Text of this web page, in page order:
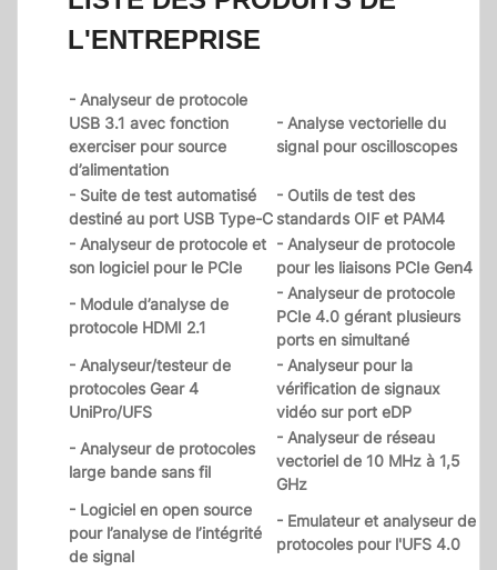
L'ENTREPRISE
- Analyseur de protocole
USB 3.1 avec fonction
exerciser pour source
d’alimentation
- Analyse vectorielle du
signal pour oscilloscopes
- Suite de test automatisé
destiné au port USB Type-C
- Outils de test des
standards OIF et PAM4
- Analyseur de protocole et
son logiciel pour le PCIe
- Analyseur de protocole
pour les liaisons PCIe Gen4
- Module d’analyse de
protocole HDMI 2.1
- Analyseur de protocole
PCIe 4.0 gérant plusieurs
ports en simultané
- Analyseur/testeur de
protocoles Gear 4
UniPro/UFS
- Analyseur pour la
vérification de signaux
vidéo sur port eDP
- Analyseur de protocoles
large bande sans fil
- Analyseur de réseau
vectoriel de 10 MHz à 1,5
GHz
- Logiciel en open source
pour l’analyse de l’intégrité
de signal
- Emulateur et analyseur de
protocoles pour l'UFS 4.0